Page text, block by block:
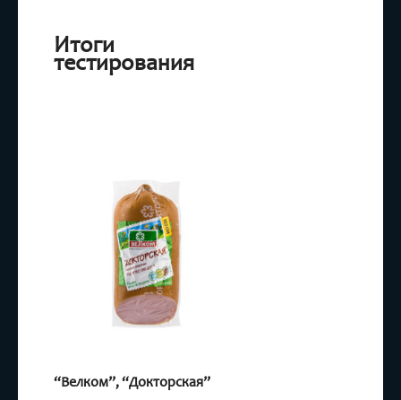
Итоги
тестирования
“Велком”, “Докторская”